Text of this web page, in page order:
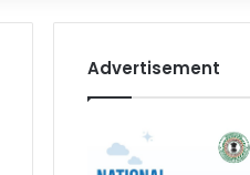
Advertisement